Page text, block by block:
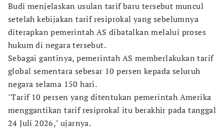
Budi menjelaskan usulan tarif baru tersebut muncul
setelah kebijakan tarif resiprokal yang sebelumnya
diterapkan pemerintah AS dibatalkan melalui proses
hukum di negara tersebut.
Sebagai gantinya, pemerintah AS memberlakukan tarif
global sementara sebesar 10 persen kepada seluruh
negara selama 150 hari.
"Tarif 10 persen yang ditentukan pemerintah Amerika
menggantikan tarif resiprokal itu berakhir pada tanggal
24 Juli 2026," ujarnya.